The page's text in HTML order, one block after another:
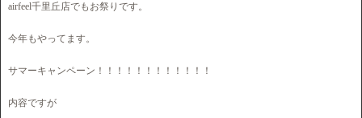
airfeel千里丘店でもお祭りです。
今年もやってます。
サマーキャンペーン！！！！！！！！！！！！
内容ですが